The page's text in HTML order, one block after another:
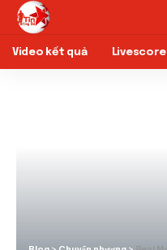
Video kết quả Livescore